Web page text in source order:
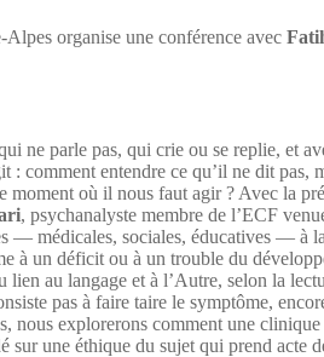
Alpes organise une conférence avec
ne parle pas, qui crie ou se replie, et
: comment entendre ce qu’il ne dit
moment où il nous faut agir ? Avec la
, psychanalyste membre de l’ECF
— médicales, sociales, éducatives — à
à un déficit ou à un trouble du
lien au langage et à l’Autre, selon la
pas à faire taire le symptôme,
nous explorerons comment une
sur une éthique du sujet qui prend acte